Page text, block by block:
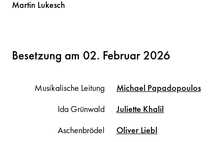
Martin Lukesch
Besetzung am 02. Februar 2026
Musikalische Leitung Michael Papadopoulos
Ida Grünwald
Juliette Khalil
Aschenbrödel
Oliver Liebl